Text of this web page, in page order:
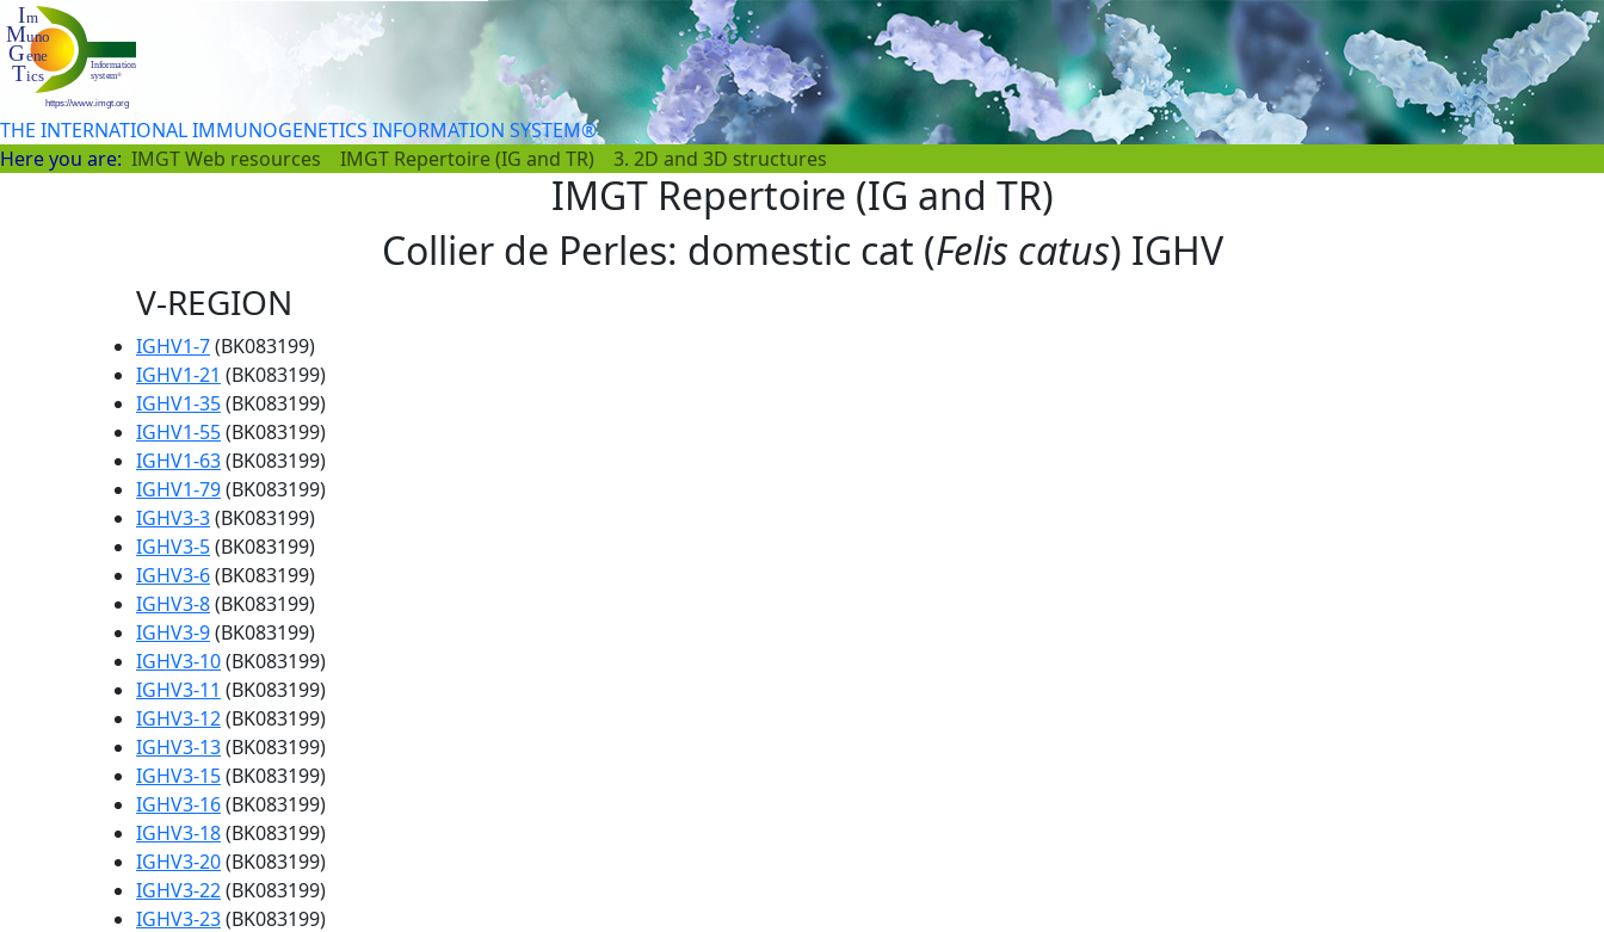
THE INTERNATIONAL IMMUNOGENETICS INFORMATION SYSTEM®
Here you are: IMGT Web resources IMGT Repertoire (IG and TR) 3. 2D and 3D structures
IMGT Repertoire (IG and TR)
Collier de Perles: domestic cat (Felis catus) IGHV
V-REGION
IGHV1-7(BK083199)
IGHV1-21 (BK083199)
IGHV1-35(BK083199)
IGHV1-55(BK083199)
IGHV1-63(BK083199)
IGHV1-79(BK083199)
IGHV3-3(BK083199)
IGHV3-5(BK083199)
IGHV3-6(BK083199)
IGHV3-8(BK083199)
IGHV3-9(BK083199)
IGHV3-10(BK083199)
IGHV3-11 (BK083199)
IGHV3-12(BK083199)
IGHV3-13(BK083199)
IGHV3-15(BK083199)
IGHV3-16(BK083199)
IGHV3-18(BK083199)
IGHV3-20(BK083199)
IGHV3-22(BK083199)
IGHV3-23(BK083199)